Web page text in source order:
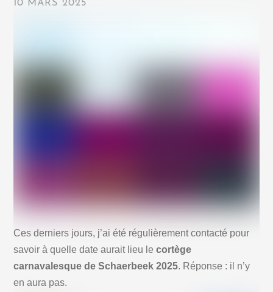
10 MARS 2025
Ces derniers jours, j’ai été régulièrement contacté pour
savoir à quelle date aurait lieu lecortège
carnavalesque de Schaerbeek 2025. Réponse : il n’y
en aura pas.